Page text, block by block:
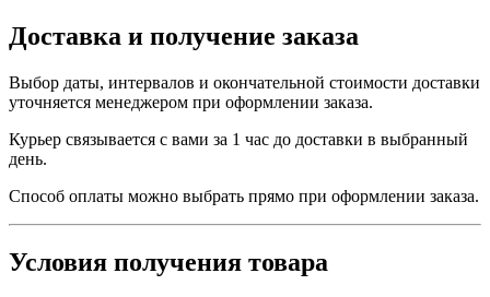
Доставка и получение заказа
Выбор даты, интервалов и окончательной стоимости доставки
уточняется менеджером при оформлении заказа.
Курьер связывается с вами за 1 час до доставки в выбранный
день.
Способ оплаты можно выбрать прямо при оформлении заказа.
Условия получения товара